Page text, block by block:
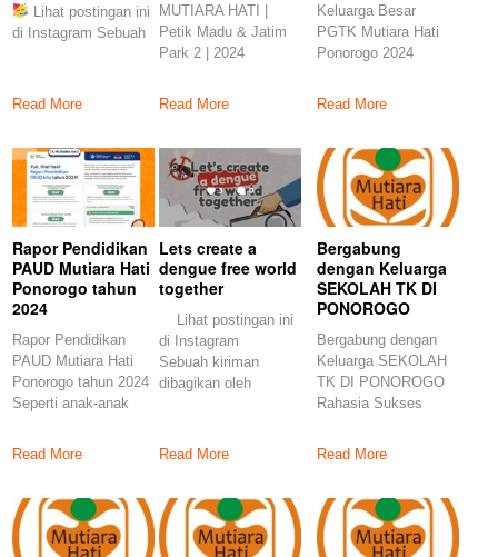
Lihat postingan ini
di Instagram Sebuah
Read More
MUTIARA HATI |
Petik Madu & Jatim
Park 2 | 2024
Read More
Keluarga Besar
PGTK Mutiara Hati
Ponorogo 2024
Read More
Rapor Pendidikan
PAUD Mutiara Hati
Ponorogo tahun
2024
Rapor Pendidikan
PAUD Mutiara Hati
Ponorogo tahun 2024
Seperti anak-anak
laporan
Read More
Lets create a
dengue free world
together
Lihat postingan ini
di Instagram
Sebuah kiriman
dibagikan oleh
Read More
Bergabung
dengan Keluarga
SEKOLAH TK DI
PONOROGO
Bergabung dengan
Keluarga SEKOLAH
TK DI PONOROGO
Rahasia Sukses
Bergabung dengan
Read More